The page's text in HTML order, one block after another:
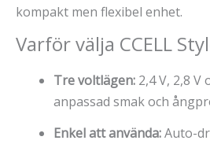
kompakt men flexibel enhet.
Varför välja CCELL
Tre voltlägen: 2,4 V, 2,8 V
anpassad smak och
Enkel att använda:Auto-